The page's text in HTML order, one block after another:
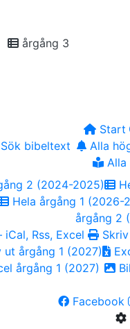
årgång 3
Start
Sök bibeltext
Alla
2 (2024-2025)
Hela årgång 1 (2026-
årgång 2
iCal, Rss, Excel
ut årgång 1 (2027)
årgång 1 (2027)
Facebook